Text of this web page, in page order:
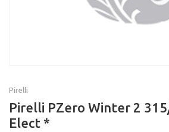
Pirelli
Pirelli PZero Winter 2
Elect *